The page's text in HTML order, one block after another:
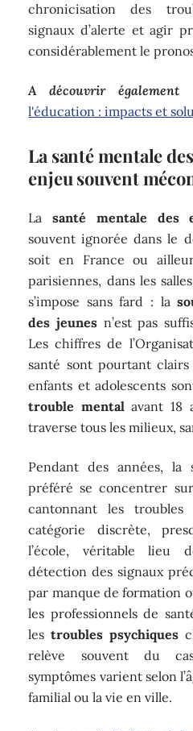
chronicisation des
signaux d’alerte et agir
considérablement le
A découvrir également
l'éducation : impacts et
La santé mentale
enjeu souvent
Lasanté mentale des
souvent ignorée dans le
soit en France ou
parisiennes, dans les
s’impose sans fard : la
des jeunes n’est pas
Les chiffres de
santé sont pourtant
enfants et adolescents
trouble mentalavant 18
traverse tous les milieux,
Pendant des années, la
préféré se concentrer
cantonnant les
catégorie discrète,
l’école, véritable lieu
détection des signaux
par manque de formation
les professionnels de
lestroubles psychiques
relève souvent du
symptômes varient selon
familial ou la vie en ville.